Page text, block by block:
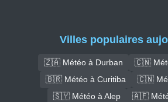
Villes populaires
🇿🇦 Météo à Durban
🇨🇳
🇧🇷 Météo à Curitiba
🇨🇳
🇸🇾 Météo à Alep
🇦🇫